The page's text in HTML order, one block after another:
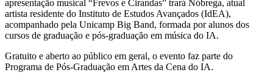
apresentação musical “Frevos e Cirandas” trará Nóbrega, atual
artista residente do Instituto de Estudos Avançados (IdEA),
acompanhado pela Unicamp Big Band, formada por alunos dos
cursos de graduação e pós-graduação em música do IA.
Gratuito e aberto ao público em geral, o evento faz parte do
Programa de Pós-Graduação em Artes da Cena do IA.